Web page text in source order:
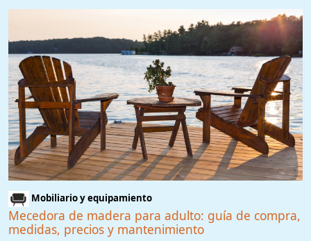
Mobiliario y equipamiento
Mecedora de madera para adulto: guía de compra,
medidas, precios y mantenimiento